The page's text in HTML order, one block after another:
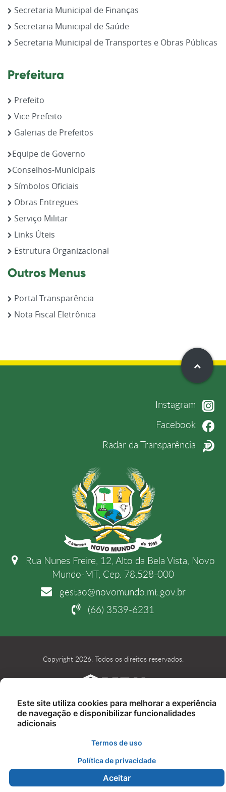
Secretaria Municipal de Finanças
Secretaria Municipal de Saúde
Secretaria Municipal de Transportes e Obras Públicas
Prefeitura
Prefeito
Vice Prefeito
Galerias de Prefeitos
Equipe de Governo
Conselhos-Municipais
Símbolos Oficiais
Obras Entregues
Serviço Militar
Links Úteis
Estrutura Organizacional
Outros Menus
Portal Transparência
Nota Fiscal Eletrônica
Instagram
Facebook
Radar da Transparência
Rua Nunes Freire, 12, Alto da Bela Vista, Novo
Mundo-MT, Cep. 78.528-000
gestao@novomundo.mt.gov.br
(66) 3539-6231
Copyright 2026. Todos os direitos reservados.
Este site utiliza cookies para melhorar a experiência
de navegação e disponibilizar funcionalidades
adicionais
Termos de uso
Política de privacidade
Aceitar